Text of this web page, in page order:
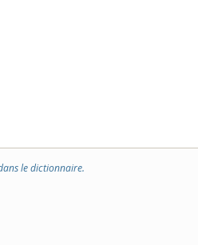
le dictionnaire.